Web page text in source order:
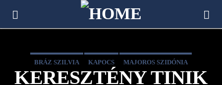
BRÁZ SZILVIA KAPOCS MAJOROS SZIDÓNIA
VARGA PÉTER
KERESZTÉNY TINIK